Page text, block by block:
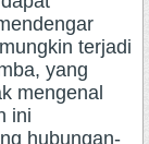
terjadi
yang
mengenal
ini
hubungan-